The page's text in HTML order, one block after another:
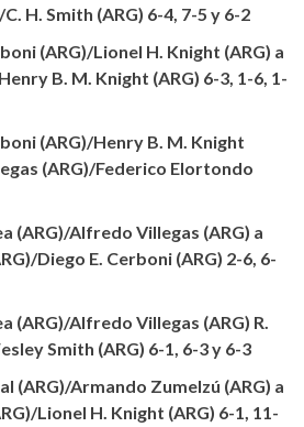
H. Smith (ARG) 6-4, 7-5 y 6-2
(ARG)/Lionel H. Knight (ARG) a
B. M. Knight (ARG) 6-3, 1-6, 1-
(ARG)/Henry B. M. Knight
(ARG)/Federico Elortondo
Alfredo Villegas (ARG) a
Diego E. Cerboni (ARG) 2-6, 6-
Alfredo Villegas (ARG) R.
Smith (ARG) 6-1, 6-3 y 6-3
Armando Zumelzú (ARG) a
Lionel H. Knight (ARG) 6-1, 11-